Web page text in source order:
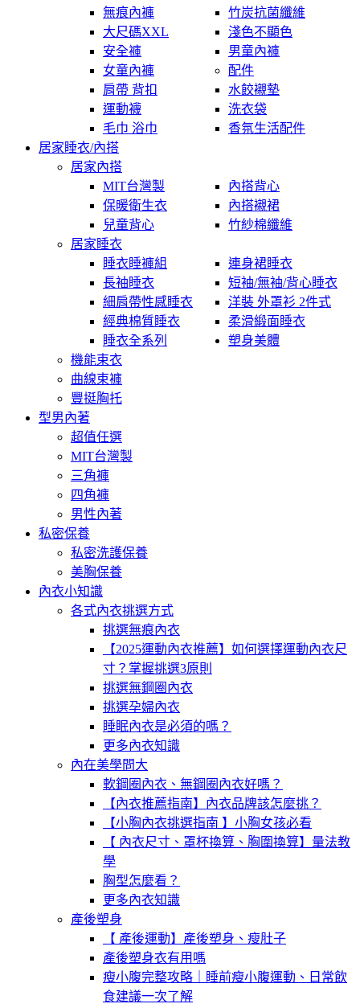
無痕內褲
竹炭抗菌纖維
大尺碼XXL
淺色不顯色
安全褲
男童內褲
女童內褲
配件
肩帶 背扣
水餃襯墊
運動襪
洗衣袋
毛巾 浴巾
香氛生活配件
居家睡衣/內搭
居家內搭
MIT台灣製
內搭背心
保暖衛生衣
內搭襯裙
兒童背心
竹紗棉纖維
居家睡衣
睡衣睡褲組
連身裙睡衣
長袖睡衣
短袖/無袖/背心睡衣
細肩帶性感睡衣
洋裝 外罩衫 2件式
經典棉質睡衣
柔滑緞面睡衣
睡衣全系列
塑身美體
機能束衣
曲線束褲
豐挺胸托
型男內著
超值任選
MIT台灣製
三角褲
四角褲
男性內著
私密保養
私密洗護保養
美胸保養
內衣小知識
各式內衣挑選方式
挑選無痕內衣
【2025運動內衣推薦】如何選擇運動內衣尺
寸？掌握挑選3原則
挑選無鋼圈內衣
挑選孕婦內衣
睡眠內衣是必須的嗎？
更多內衣知識
內在美學問大
軟鋼圈內衣、無鋼圈內衣好嗎？
【內衣推薦指南】內衣品牌該怎麼挑？
【小胸內衣挑選指南 】小胸女孩必看
【 內衣尺寸、罩杯換算、胸圍換算】量法教
學
胸型怎麼看？
更多內衣知識
產後塑身
【 產後運動】產後塑身、瘦肚子
產後塑身衣有用嗎
瘦小腹完整攻略｜睡前瘦小腹運動、日常飲
食建議一次了解